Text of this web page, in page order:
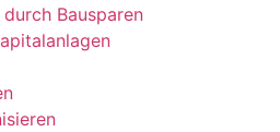
Bausparen